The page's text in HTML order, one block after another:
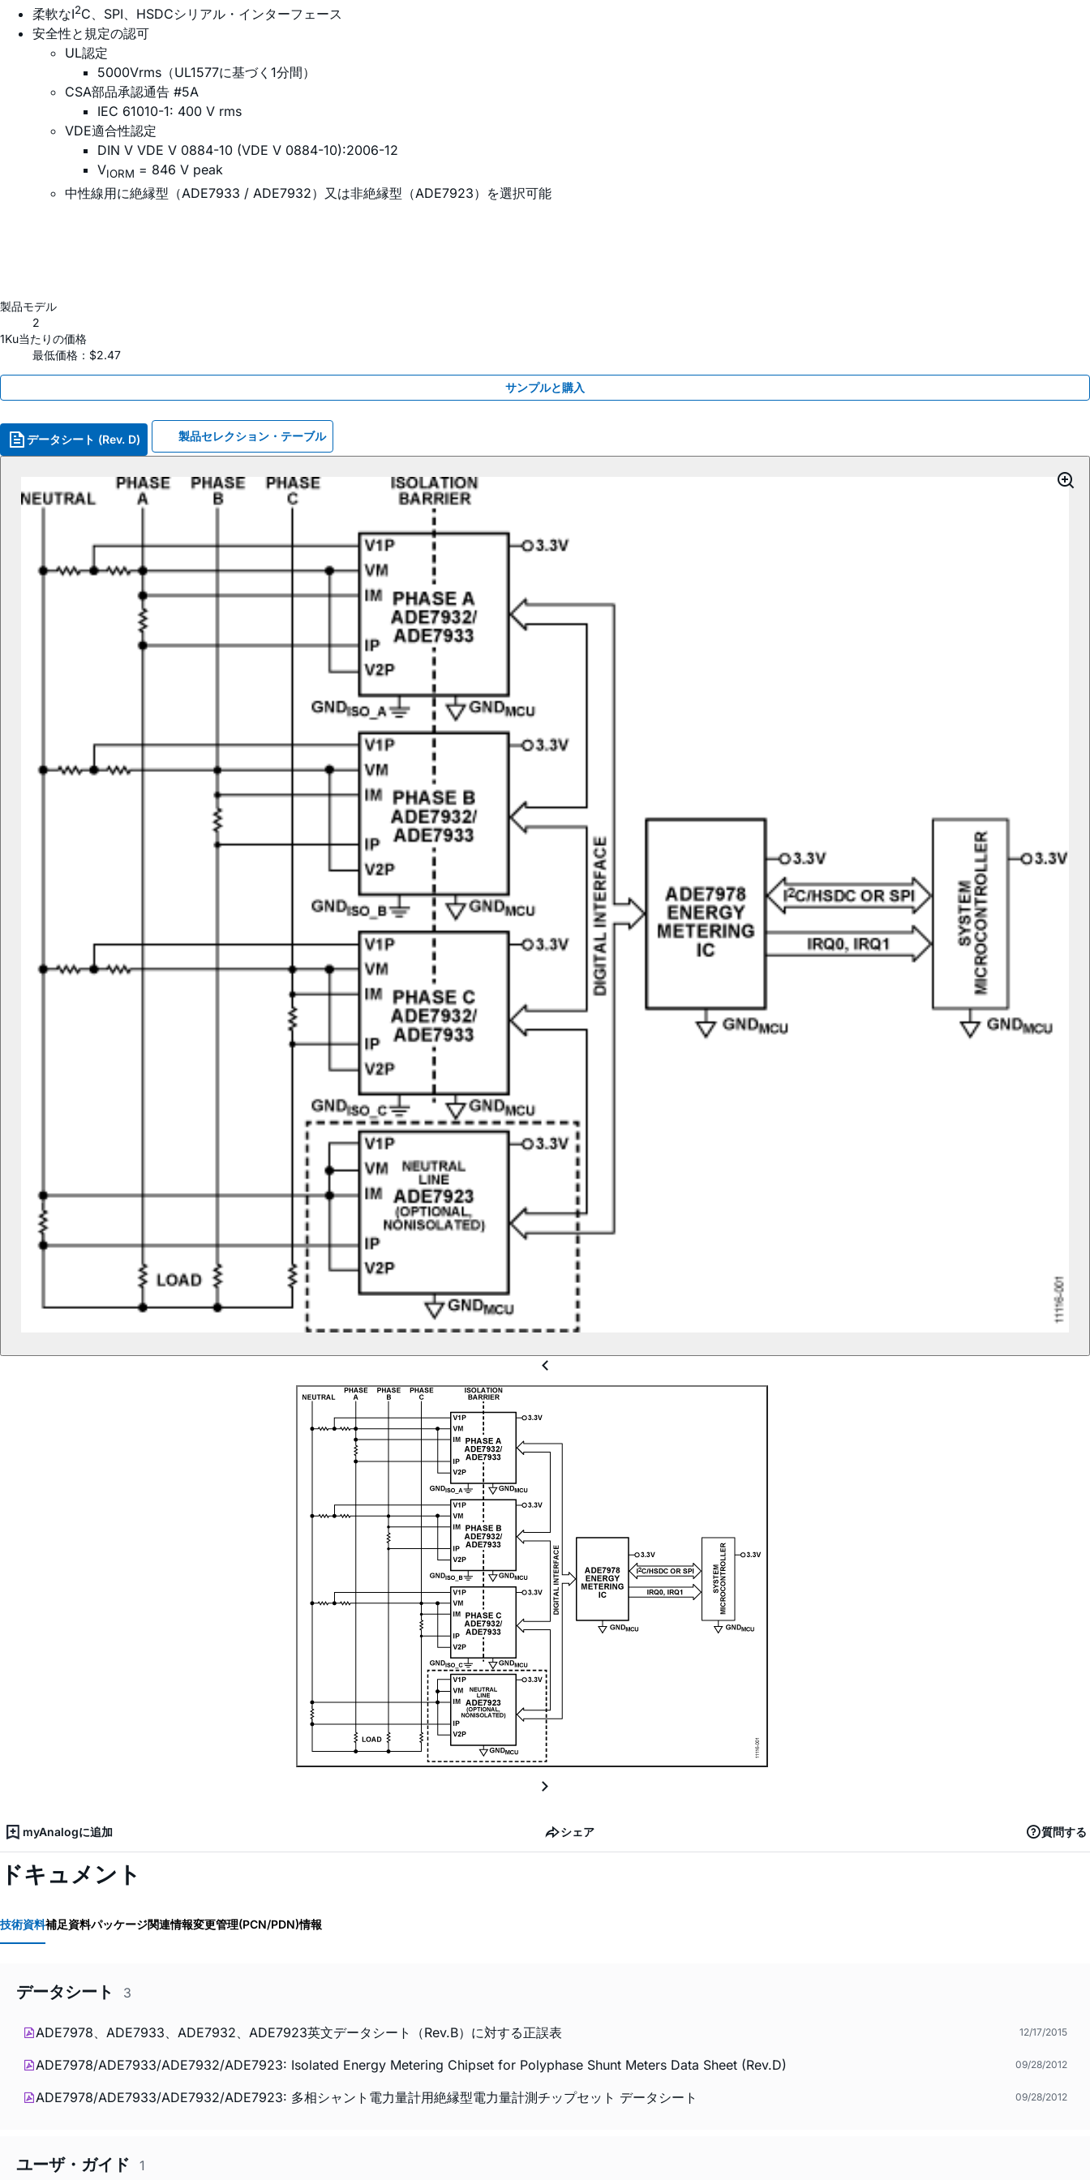
柔軟なI2C、SPI、HSDCシリアル・インターフェース
安全性と規定の認可
UL認定
5000Vrms（UL1577に基づく1分間）
CSA部品承認通告 #5A
IEC 61010-1: 400 V rms
VDE適合性認定
DIN V VDE V 0884-10 (VDE V 0884-10):2006-12
VIORM = 846 V peak
中性線用に絶縁型（ADE7933 / ADE7932）又は非絶縁型（ADE7923）を選択可能
製品モデル
2
1Ku当たりの価格
最低価格：$2.47
サンプルと購入
データシート (Rev. D) 製品セレクション・テーブル
myAnalogに追加 シェア 質問する
ドキュメント
技術資料補足資料パッケージ関連情報変更管理(PCN/PDN)情報
データシート 3
ADE7978、ADE7933、ADE7932、ADE7923英文データシート（Rev.B）に対する正誤表 12/17/2015
ADE7978/ADE7933/ADE7932/ADE7923: Isolated Energy Metering Chipset for Polyphase Shunt Meters Data Sheet (Rev.D) 09/28/2012
ADE7978/ADE7933/ADE7932/ADE7923: 多相シャント電力量計用絶縁型電力量計測チップセット データシート 09/28/2012
ユーザ・ガイド 1